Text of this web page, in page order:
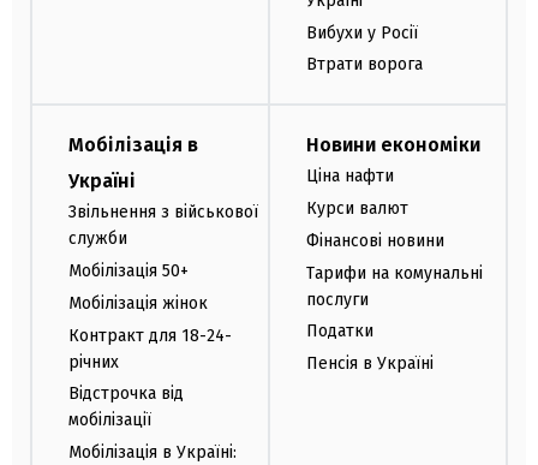
Вибухи у Росії
Втрати ворога
Мобілізація в
Україні
Звільнення з військової
служби
Мобілізація 50+
Мобілізація жінок
Контракт для 18-24-
річних
Відстрочка від
мобілізації
Мобілізація в Україні:
Новини економіки
Ціна нафти
Курси валют
Фінансові новини
Тарифи на комунальні
послуги
Податки
Пенсія в Україні